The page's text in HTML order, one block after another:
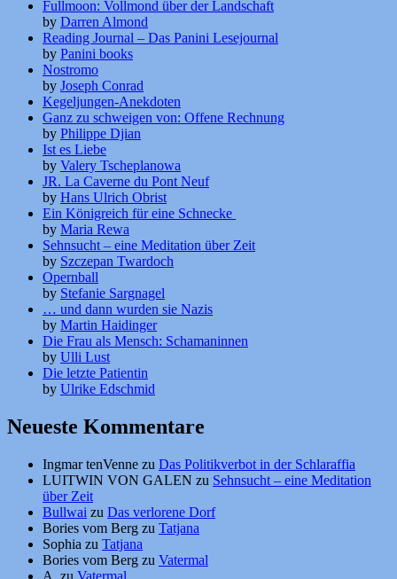
Fullmoon: Vollmond über der Landschaft
by Darren Almond
Reading Journal – Das Panini Lesejournal
by Panini books
Nostromo
by Joseph Conrad
Kegeljungen-Anekdoten
Ganz zu schweigen von: Offene Rechnung
by Philippe Djian
Ist es Liebe
by Valery Tscheplanowa
JR. La Caverne du Pont Neuf
by Hans Ulrich Obrist
Ein Königreich für eine Schnecke
by Maria Rewa
Sehnsucht – eine Meditation über Zeit
by Szczepan Twardoch
Opernball
by Stefanie Sargnagel
… und dann wurden sie Nazis
by Martin Haidinger
Die Frau als Mensch: Schamaninnen
by Ulli Lust
Die letzte Patientin
by Ulrike Edschmid
Neueste Kommentare
Ingmar tenVenne zu Das Politikverbot in der Schlaraffia
LUITWIN VON GALEN zu Sehnsucht – eine Meditation
über Zeit
Bullwai zu Das verlorene Dorf
Bories vom Berg zu Tatjana
Sophia zu Tatjana
Bories vom Berg zu Vatermal